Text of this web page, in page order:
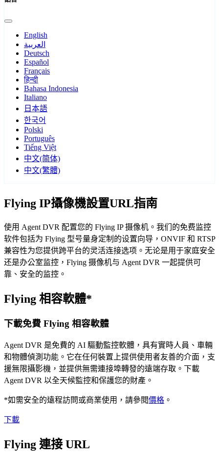
English
العربية
Deutsch
Español
Français
हिन्दी
Bahasa Indonesia
Italiano
日本語
한국어
Polski
Português
Tiếng Việt
中文(简体)
中文(繁體)
Flying IP攝像機設置URL指南
使用 Agent DVR 配置您的 Flying IP 摄像机。我们的免费监控
软件包括为 Flying 型号量身定制的设置向导，ONVIF 和 RTSP
兼容性为您提供跨平台的灵活连接选项。无论是用于家庭安全
还是办公室监控，Flying 摄像机与 Agent DVR 一起提供可
靠、安全的监控。
Flying 相容軟體*
下載免費 Flying 相容軟體
Agent DVR 是免費的 AI 驅動監控軟體，具有實時人員、車輛
和物體偵測功能。它在任何裝置上提供使用者友善的介面，支
援無限攝影機，並提供無需連接埠轉發的遠端存取。下載
Agent DVR 以全天候監控和保護您的財產。
*如需安全的遠程訪問或商業使用，請參閱價格 。
下載
Flying 連接 URL